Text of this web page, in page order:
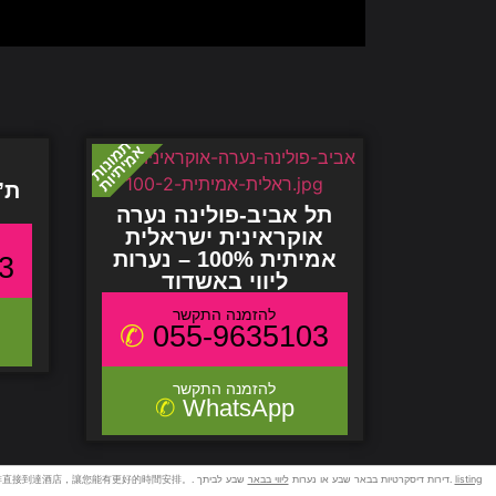
תל אביב-פולינה נערה
אוקראינית ישראלית
אמיתית 100% – נערות
ליווי באשדוד
055-9635103
WhatsApp
team的中港車接送服務便能連同行李接送客人直達到指定機場。此外，如果客人想到國內下蹋酒店，我們亦能安排直接到達酒店，讓您能有更好的時間安排。. דירות דיסקרטיות בבאר שבע או נערותליווי בבאר שבע לביתך. listing